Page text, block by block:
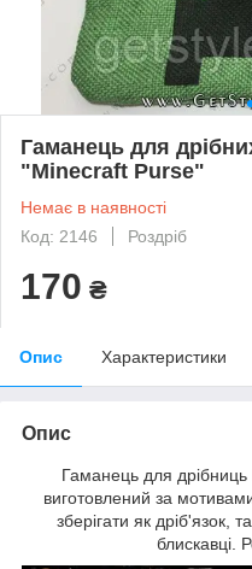
Гаманець для
"Minecraft Purse"
Немає в наявності
Код: 2146
Роздріб
170 ₴
Опис Характеристики
Опис
Гаманець для дрібниць
виготовлений за
зберігати як дріб'язок,
блискавці.